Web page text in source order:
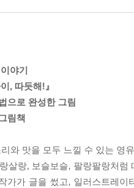
야기
, 따듯해!』
으로 완성한 그림
림책
와 맛을 모두 느낄 수 있는 영
살랑, 보슬보슬, 팔랑팔랑처
가가 글을 썼고, 일러스트레